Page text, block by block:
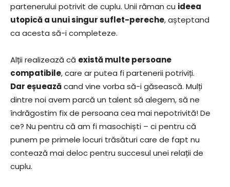
partenerului potrivit de cuplu. Unii răman cu ideea
utopică a unui singur suflet-pereche, așteptand
ca acesta să-i completeze.
Alții realizează că există multe persoane
compatibile, care ar putea fi partenerii potriviți.
Dar eșueazăcand vine vorba să-i găsească. Mulți
dintre noi avem parcă un talent să alegem, să ne
îndrăgostim fix de persoana cea mai nepotrivită! De
ce? Nu pentru că am fi masochiști – ci pentru că
punem pe primele locuri trăsături care de fapt nu
contează mai deloc pentru succesul unei relații de
cuplu.